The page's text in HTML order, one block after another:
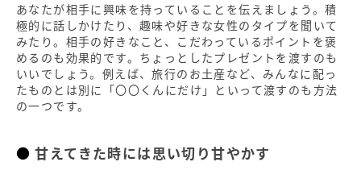
あなたが相手に興味を持っていることを伝えましょう。積
極的に話しかけたり、趣味や好きな女性のタイプを聞いて
みたり。相手の好きなこと、こだわっているポイントを褒
めるのも効果的です。ちょっとしたプレゼントを渡すのも
いいでしょう。例えば、旅行のお土産など、みんなに配っ
たものとは別に「〇〇くんにだけ」といって渡すのも方法
の一つです。
甘えてきた時には思い切り甘やかす